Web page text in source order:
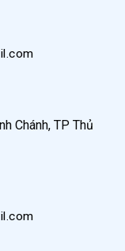
50L
/ 50Hz
Chánh, TP Thủ